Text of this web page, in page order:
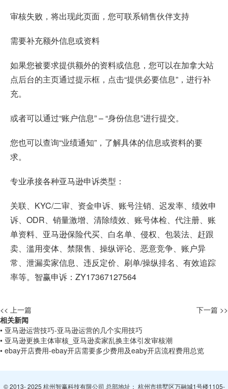
审核失败，将出现此页面，您可联系销售伙伴支持
需要补充额外信息或资料
如果您被要求提供额外的资料或信息，您可以在加拿大站
点后台的主页通过提示框，点击“提供必要信息”，进行补
充。
或者可以通过“账户信息” – “身份信息”进行提交。
您也可以查询“业绩通知”，了解具体的信息或资料的要
求。
专业承接各种亚马逊申诉类型：
关联、KYC/二审、资金申诉、账号注销、迟发率、绩效申
诉、ODR、销量激增、清除绩效、账号体检、代注册、账
单资料、亚马逊保险代买、白名单、侵权、包装法、赶跟
卖、滥用变体、禁限售、操纵评论、恶意竞争、账户异
常、泄漏卖家信息、违反定价、刷单/操纵排名、有效追踪
率等。智赢申诉：ZY17367127564
<< 上一篇
下一篇 >>
相关新闻
• 亚马逊运营技巧-亚马逊运营的几个实用技巧
• 亚马逊更换主体审核_亚马逊卖家乱换主体引发审核潮
• ebay开店费用-ebay开店需要多少费用及eaby开店流程费用总览
© 2013- 2025 杭州智赢科技有限公司 总部地址： 杭州市拱墅区万融城1号楼1105-